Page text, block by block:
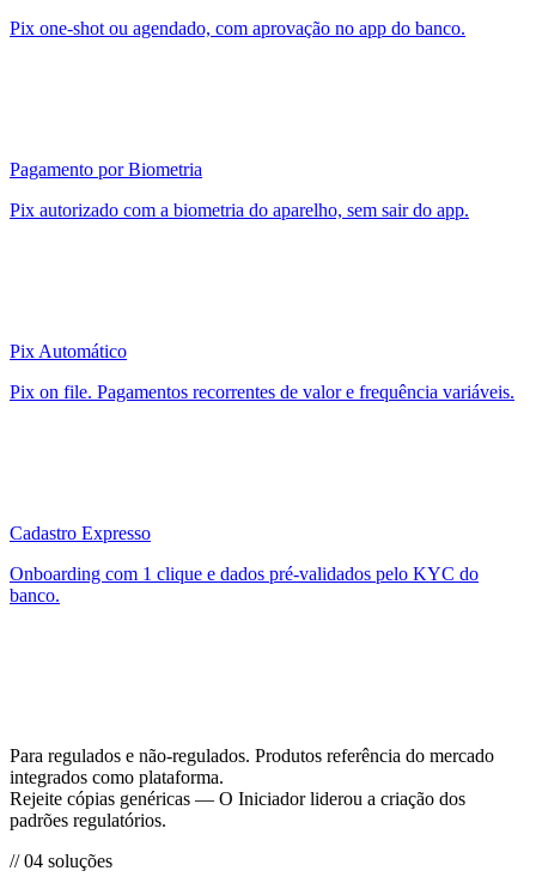
Pix one-shot ou agendado, com aprovação no app do banco.
Pagamento por Biometria
Pix autorizado com a biometria do aparelho, sem sair do app.
Pix Automático
Pix on file. Pagamentos recorrentes de valor e frequência variáveis.
Cadastro Expresso
Onboarding com 1 clique e dados pré-validados pelo KYC do
banco.
Para regulados e não-regulados. Produtos referência do mercado
integrados como plataforma.
Rejeite cópias genéricas — O Iniciador liderou a criação dos
padrões regulatórios.
// 04 soluções